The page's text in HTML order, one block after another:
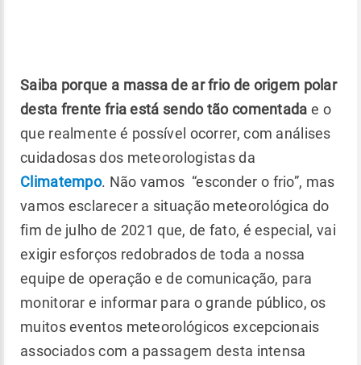
Saiba porque a massa de ar frio de origem polar
desta frente fria está sendo tão comentada e o
que realmente é possível ocorrer, com análises
cuidadosas dos meteorologistas da
Climatempo. Não vamos “esconder o frio”, mas
vamos esclarecer a situação meteorológica do
fim de julho de 2021 que, de fato, é especial, vai
exigir esforços redobrados de toda a nossa
equipe de operação e de comunicação, para
monitorar e informar para o grande público, os
muitos eventos meteorológicos excepcionais
associados com a passagem desta intensa